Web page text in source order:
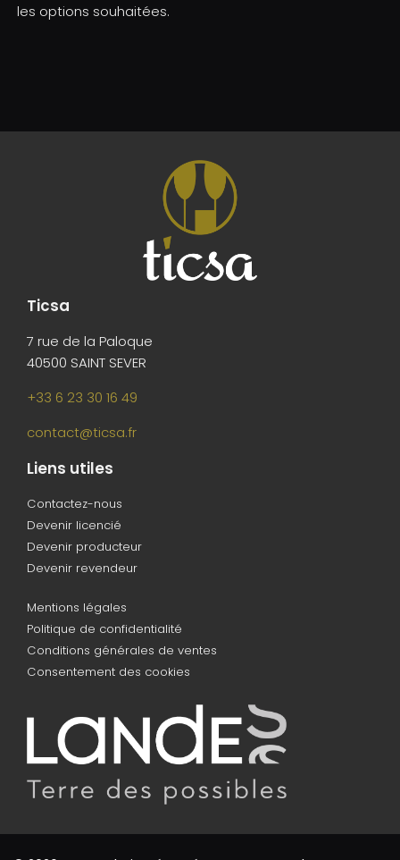
les options souhaitées.
Ticsa
7 rue de la Paloque
40500 SAINT SEVER
+33 6 23 30 16 49
contact@ticsa.fr
Liens utiles
Contactez-nous
Devenir licencié
Devenir producteur
Devenir revendeur
Mentions légales
Politique de confidentialité
Conditions générales de ventes
Consentement des cookies